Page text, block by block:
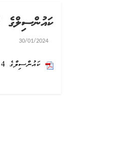
ކައުންސިލްގެ 4 ވަނަ ދަޢުރުގެ 138ވަނަ ޢާންމުބައްދަލުވުމުގެ ޔައުމިއްޔާ
30/01/2024
ކައުންސިލްގެ 4 ވަނަ ދަޢުރުގެ 138ވަނަ ޢާންމުބައްދަލުވުމުގެ ޔައުމިއްޔާ